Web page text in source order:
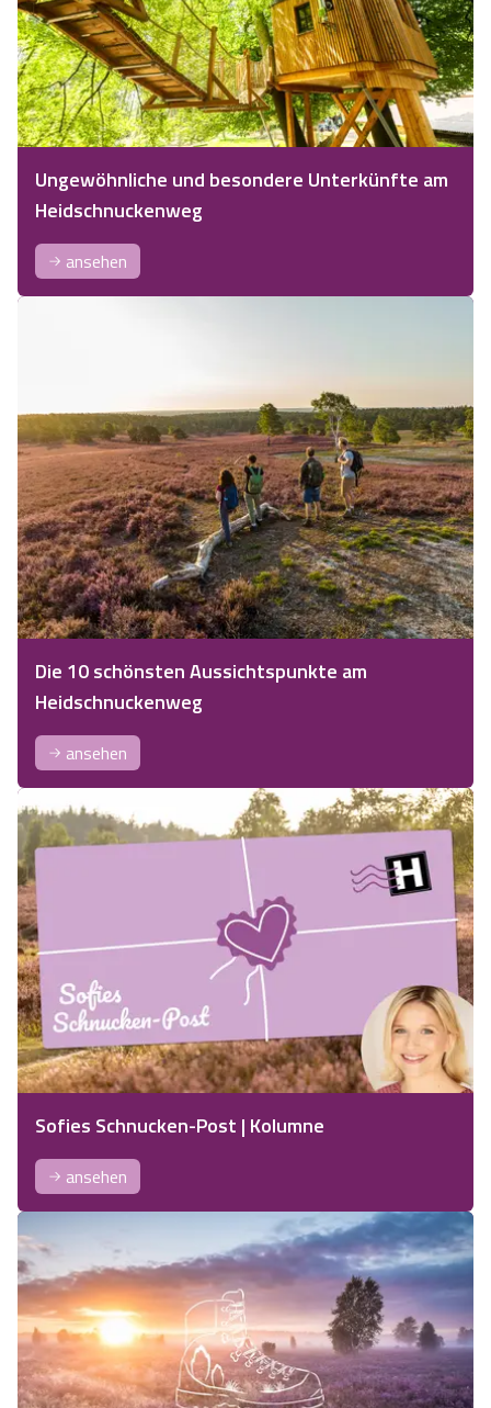
Ungewöhnliche und besondere Unterkünfte am
Heidschnuckenweg
ansehen
Die 10 schönsten Aussichtspunkte am
Heidschnuckenweg
ansehen
Sofies Schnucken-Post | Kolumne
ansehen